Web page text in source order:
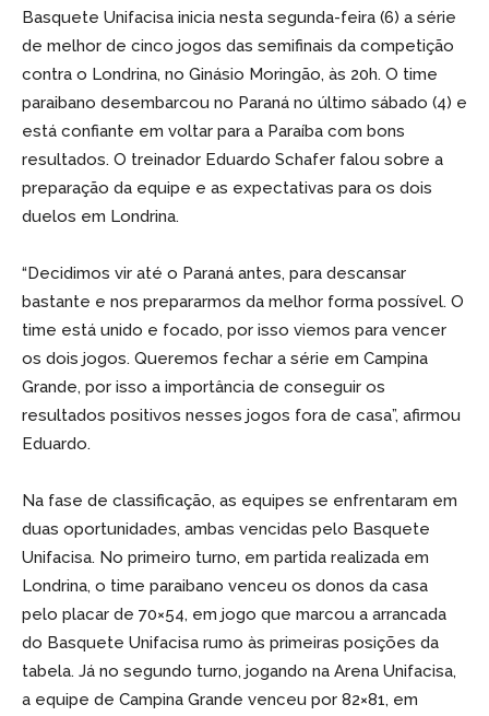
Basquete Unifacisa inicia nesta segunda-feira (6) a série
de melhor de cinco jogos das semifinais da competição
contra o Londrina, no Ginásio Moringão, às 20h. O time
paraibano desembarcou no Paraná no último sábado (4) e
está confiante em voltar para a Paraíba com bons
resultados. O treinador Eduardo Schafer falou sobre a
preparação da equipe e as expectativas para os dois
duelos em Londrina.
“Decidimos vir até o Paraná antes, para descansar
bastante e nos prepararmos da melhor forma possível. O
time está unido e focado, por isso viemos para vencer
os dois jogos. Queremos fechar a série em Campina
Grande, por isso a importância de conseguir os
resultados positivos nesses jogos fora de casa”, afirmou
Eduardo.
Na fase de classificação, as equipes se enfrentaram em
duas oportunidades, ambas vencidas pelo Basquete
Unifacisa. No primeiro turno, em partida realizada em
Londrina, o time paraibano venceu os donos da casa
pelo placar de 70×54, em jogo que marcou a arrancada
do Basquete Unifacisa rumo às primeiras posições da
tabela. Já no segundo turno, jogando na Arena Unifacisa,
a equipe de Campina Grande venceu por 82×81, em